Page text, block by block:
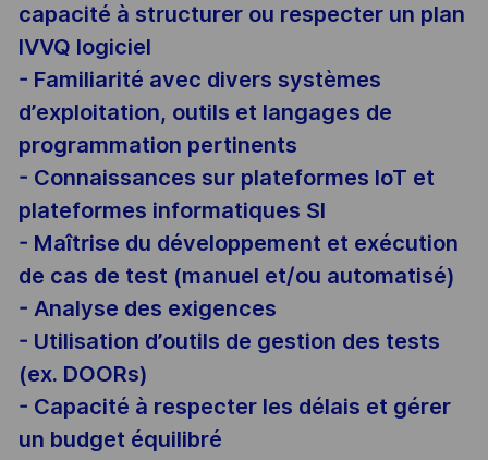
capacité à structurer ou respecter un plan
IVVQ logiciel
- Familiarité avec divers systèmes
d’exploitation, outils et langages de
programmation pertinents
- Connaissances sur plateformes IoT et
plateformes informatiques SI
- Maîtrise du développement et exécution
de cas de test (manuel et/ou automatisé)
- Analyse des exigences
- Utilisation d’outils de gestion des tests
(ex. DOORs)
- Capacité à respecter les délais et gérer
un budget équilibré